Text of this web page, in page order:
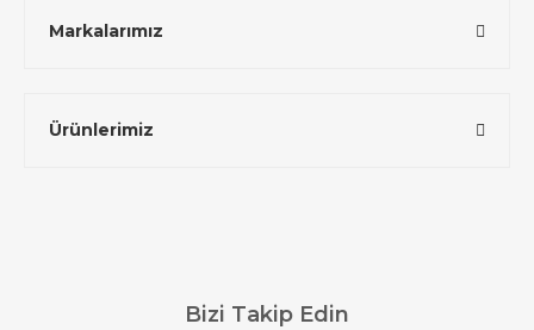
Markalarımız
Ürünlerimiz
Bizi Takip Edin